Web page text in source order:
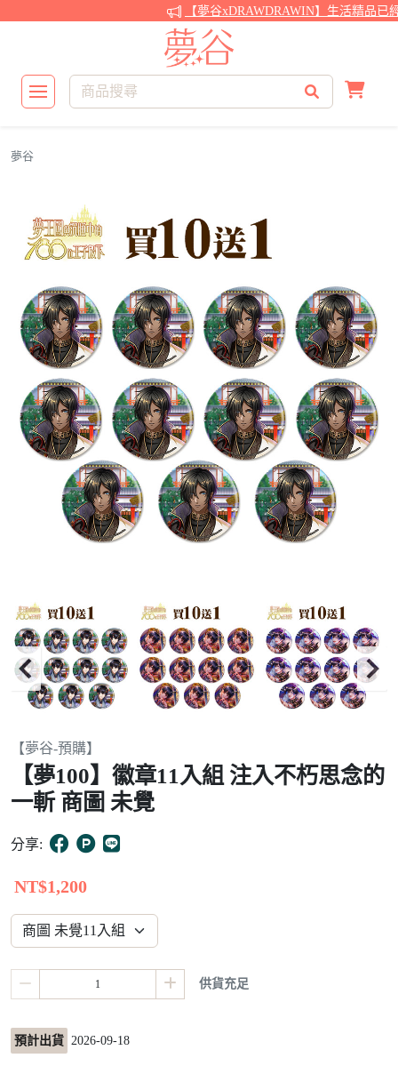
【夢谷xDRAWDRAWIN】生活精品已經
夢谷
Item
【夢谷-預購】
【夢100】徽章11入組 注入不朽思念的
一斬 商圖 未覺
分享:
NT$1,200
供貨充足
預計出貨 2026-09-18